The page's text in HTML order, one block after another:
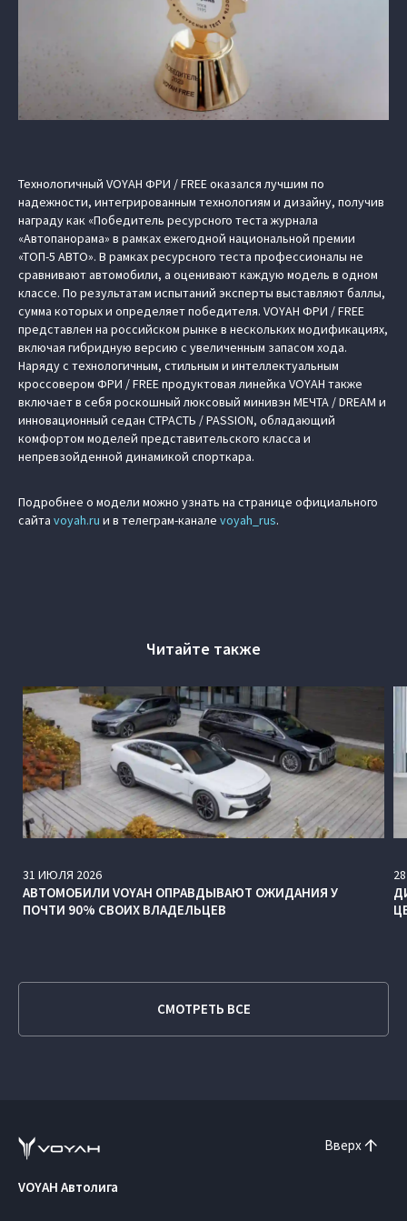
Технологичный VOYAH ФРИ / FREE оказался лучшим по
надежности, интегрированным технологиям и дизайну, получив
награду как «Победитель ресурсного теста журнала
«Автопанорама» в рамках ежегодной национальной премии
«ТОП-5 АВТО». В рамках ресурсного теста профессионалы не
сравнивают автомобили, а оценивают каждую модель в одном
классе. По результатам испытаний эксперты выставляют баллы,
сумма которых и определяет победителя. VOYAH ФРИ / FREE
представлен на российском рынке в нескольких модификациях,
включая гибридную версию с увеличенным запасом хода.
Наряду с технологичным, стильным и интеллектуальным
кроссовером ФРИ / FREE продуктовая линейка VOYAH также
включает в себя роскошный люксовый минивэн МЕЧТА / DREAM и
инновационный седан СТРАСТЬ / PASSION, обладающий
комфортом моделей представительского класса и
непревзойденной динамикой спорткара.
Подробнее о модели можно узнать на странице официального
сайта voyah.ru и в телеграм-канале voyah_rus.
Читайте также
31 ИЮЛЯ 2026
АВТОМОБИЛИ VOYAH ОПРАВДЫВАЮТ ОЖИДАНИЯ У
ПОЧТИ 90% СВОИХ ВЛАДЕЛЬЦЕВ
28
СМОТРЕТЬ ВСЕ
Вверх
VOYAH Автолига